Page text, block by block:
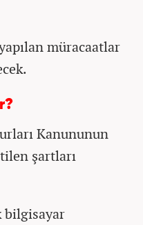
müracaatlar
Kanununun
şartları
bilgisayar